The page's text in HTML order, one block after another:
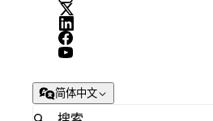
简体中文